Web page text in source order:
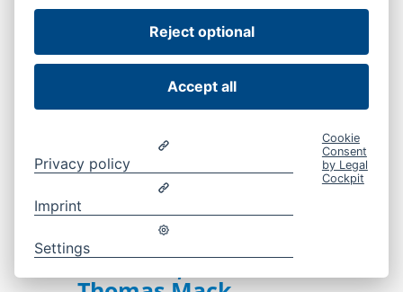
Veranstaltungen und natürlich am
Wochenmarkt. Wir freuen uns, mit Ihnen ins
Gespräch zu kommen.
 Freitag, 13.03.2026
After-Work-Party mit
Matthias Enghuber, Dr.
Reinhard Brandl, Horst
Seehofer, Alfred Grob und
Reject optional
Accept all
Privacy policy
Imprint
Settings
Cookie
Consent
by Legal
Cockpit